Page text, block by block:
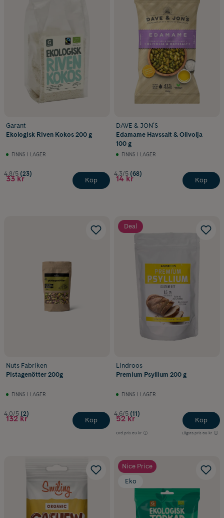
Garant
Ekologisk Riven Kokos 200 g
FINNS I LAGER
4.8/5 (23)
33 kr Köp
DAVE & JON´S
Edamame Havssalt & Olivolja
100 g
FINNS I LAGER
4.3/5 (68)
14 kr Köp
Nuts Fabriken
Pistagenötter 200g
FINNS I LAGER
4.0/5 (2)
132 kr Köp
Deal
Lindroos
Premium Psyllium 200 g
FINNS I LAGER
4.6/5 (11)
52 kr
Ord.pris 69 kr Lägsta pris 68 kr
Köp
Nice Price
Eko